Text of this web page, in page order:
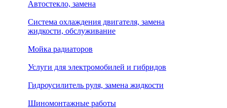
Автостекло, замена
Система охлаждения двигателя, замена
жидкости, обслуживание
Мойка радиаторов
Услуги для электромобилей и гибридов
Гидроусилитель руля, замена жидкости
Шиномонтажные работы